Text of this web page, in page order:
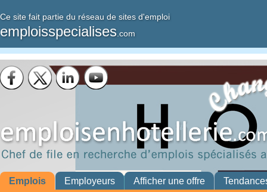
Ce site fait partie du réseau de sites d'emploi
emploisspecialises .com
Emplois Employeurs Afficher une offre